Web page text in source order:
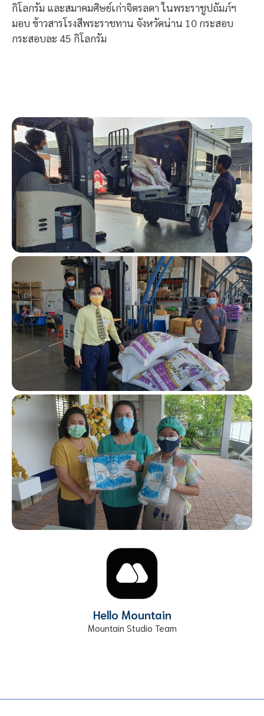
กิโลกรัม และสมาคมศิษย์เก่าจิตรลดา ในพระราชูปถัมภ์ฯ
มอบ ข้าวสารโรงสีพระราชทาน จังหวัดน่าน 10 กระสอบ
กระสอบละ 45 กิโลกรัม
Hello Mountain
Mountain Studio Team